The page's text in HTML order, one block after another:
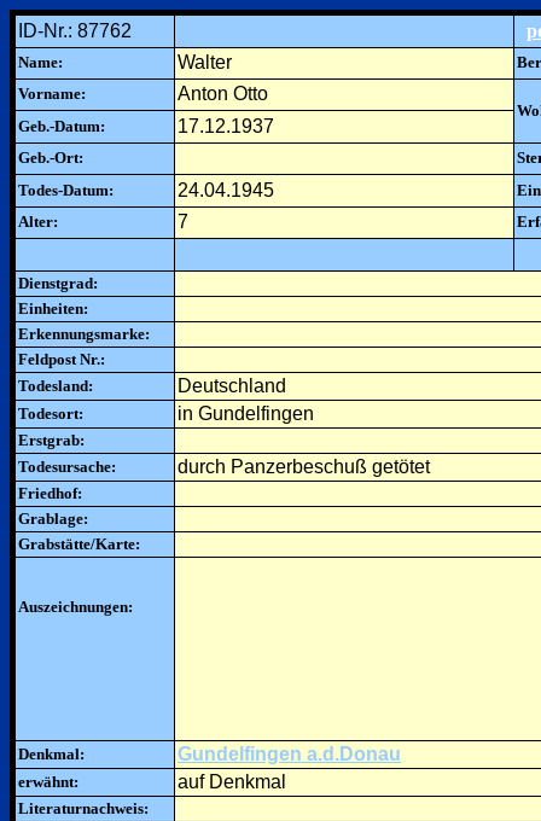
ID-Nr.: 87762
Name: Walter
Vorname:
Anton Otto
Geb.-Datum:
17.12.1937
Geb.-Ort:
Todes-Datum:
24.04.1945
Alter:
7
Dienstgrad:
Einheiten:
Erkennungsmarke:
Feldpost Nr.:
Todesland:
Deutschland
Todesort: in Gundelfingen
Erstgrab:
Todesursache:
durch Panzerbeschuß getötet
Friedhof:
Grablage:
Grabstätte/Karte:
Auszeichnungen:
Denkmal: Gundelfingen a.d.Donau
erwähnt: auf Denkmal
Literaturnachweis: